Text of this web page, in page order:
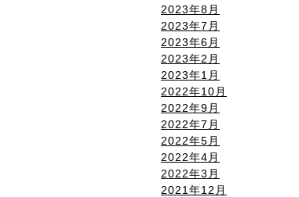
2023年8月
2023年7月
2023年6月
2023年2月
2023年1月
2022年10月
2022年9月
2022年7月
2022年5月
2022年4月
2022年3月
2021年12月